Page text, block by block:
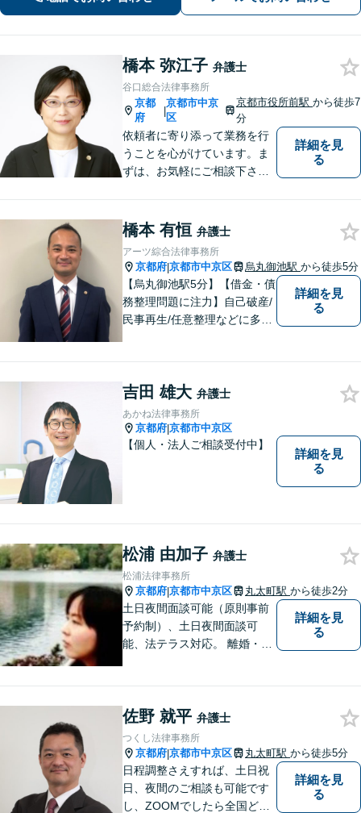
望をお聞かせください【休日・夜間相
橋本 弥江子 弁護士
谷口総合法律事務所
京都
府
|
京都市中京
区
京都市役所前駅から徒歩7
分
依頼者に寄り添って業務を行
うことを心がけています。ま
ずは、お気軽にご相談下さ
詳細を見
る
橋本 有恒 弁護士
アーツ綜合法律事務所
京都府|京都市中京区 烏丸御池駅 から徒歩5分
【烏丸御池駅5分】【借金・債
務整理問題に注力】自己破産/
民事再生/任意整理などに多数
トーを胸に、お客様との信頼
関係を大切にした弁護を行い
ます。【初回相談無料】
詳細を見
る
吉田 雄大 弁護士
あかね法律事務所
京都府|京都市中京区
【個人・法人ご相談受付中】
詳細を見
る
松浦 由加子 弁護士
松浦法律事務所
京都府|京都市中京区 丸太町駅 から徒歩2分
土日夜間面談可能（原則事前
予約制）、土日夜間面談可
能、法テラス対応。 離婚・借
問題・クレーマー対応など事
業者様にも広く対応しており
ます。お気軽にご相談くださ
い。
詳細を見
る
佐野 就平 弁護士
つくし法律事務所
京都府|京都市中京区 丸太町駅 から徒歩5分
日程調整さえすれば、土日祝
日、夜間のご相談も可能です
し、ZOOMでしたら全国どこ
詳細を見
る